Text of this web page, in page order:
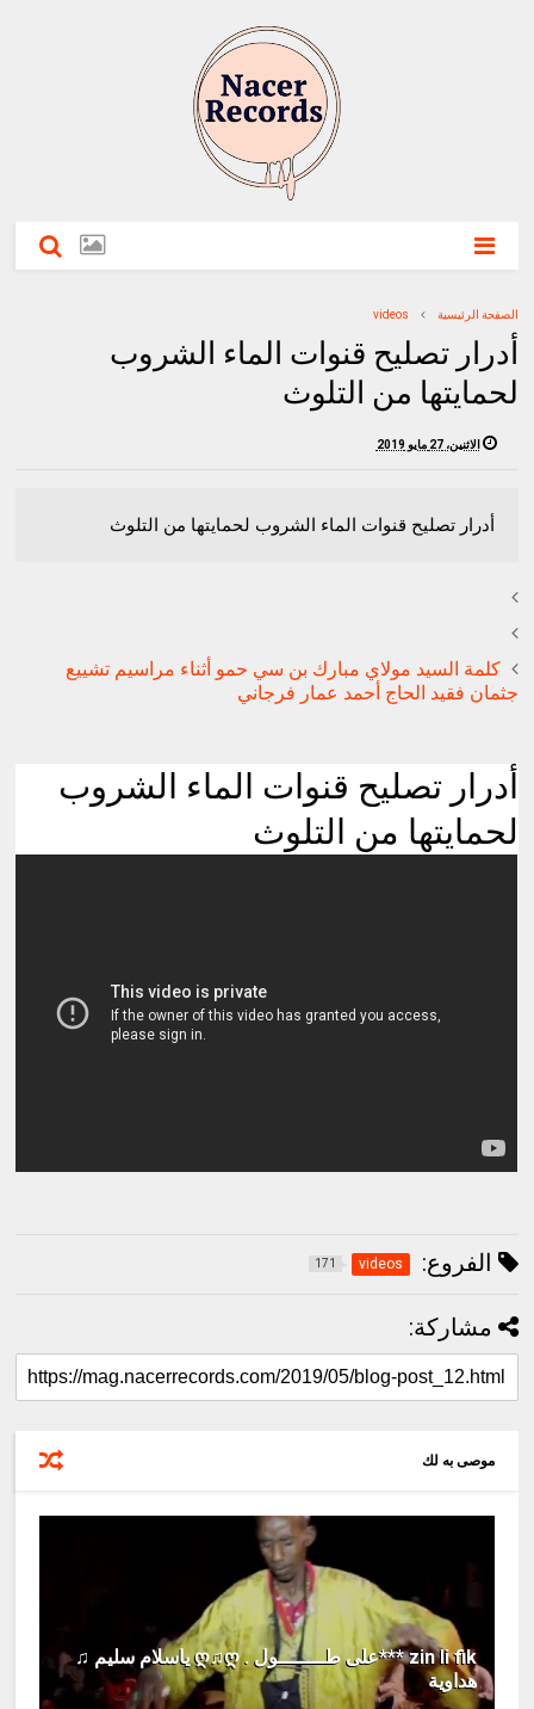
الصفحة الرئيسية videos
أدرار تصليح قنوات الماء الشروب
لحمايتها من التلوث
الاثنين، 27 مايو 2019
أدرار تصليح قنوات الماء الشروب لحمايتها من التلوث
كلمة السيد مولاي مبارك بن سي حمو أثناء مراسيم تشييع
جثمان فقيد الحاج أحمد عمار فرجاني
أدرار تصليح قنوات الماء الشروب
لحمايتها من التلوث
الفروع: videos
171
مشاركة:
موصى به لك
zin li fik ***على طــــــــول . ღ♫ღ ياسلام سليم ♫
هداوية